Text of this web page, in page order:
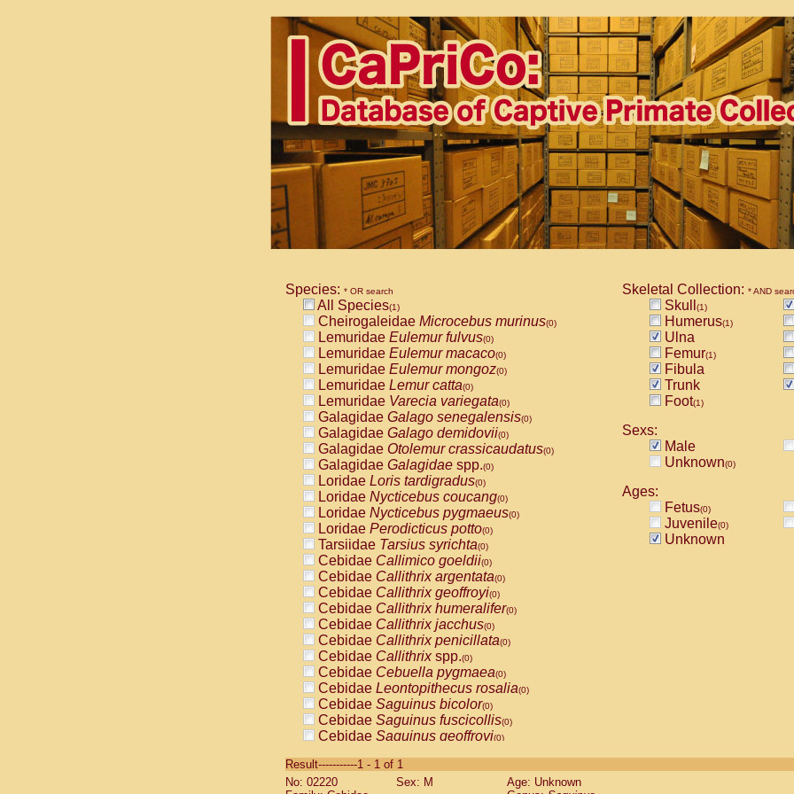
Species: * OR search
All Species(1)
Cheirogaleidae Microcebus murinus(0)
Lemuridae Eulemur fulvus(0)
Lemuridae Eulemur macaco(0)
Lemuridae Eulemur mongoz(0)
Lemuridae Lemur catta(0)
Lemuridae Varecia variegata(0)
Galagidae Galago senegalensis(0)
Galagidae Galago demidovii(0)
Galagidae Otolemur crassicaudatus(0)
Galagidae Galagidae spp.(0)
Loridae Loris tardigradus(0)
Loridae Nycticebus coucang(0)
Loridae Nycticebus pygmaeus(0)
Loridae Perodicticus potto(0)
Tarsiidae Tarsius syrichta(0)
Cebidae Callimico goeldii(0)
Cebidae Callithrix argentata(0)
Cebidae Callithrix geoffroyi(0)
Cebidae Callithrix humeralifer(0)
Cebidae Callithrix jacchus(0)
Cebidae Callithrix penicillata(0)
Cebidae Callithrixspp.(0)
Cebidae Cebuella pygmaea(0)
Cebidae Leontopithecus rosalia(0)
Cebidae Saguinus bicolor(0)
Cebidae Saguinus fuscicollis(0)
Cebidae Saguinus geoffroyi(0)
CebidaeSaguinus labiatus(0)
Cebidae Saguinus leucopus (0)
Skeletal Collection: * AND
Skull (1)
Humerus(1)
Ulna
Femur(1)
Fibula
Trunk
Foot(1)
Sexs:
Male
Unknown(0)
Ages:
Fetus(0)
Juvenile(0)
Unknown
Result-----------1 - 1 of 1
No: 02220
Sex: M
Age: Unknown